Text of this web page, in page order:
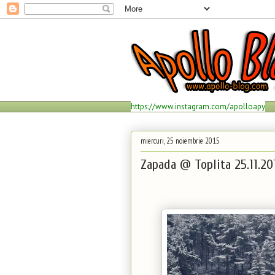
https://www.instagram.com/apolloapy
miercuri, 25 noiembrie 2015
Zapada @ Toplita